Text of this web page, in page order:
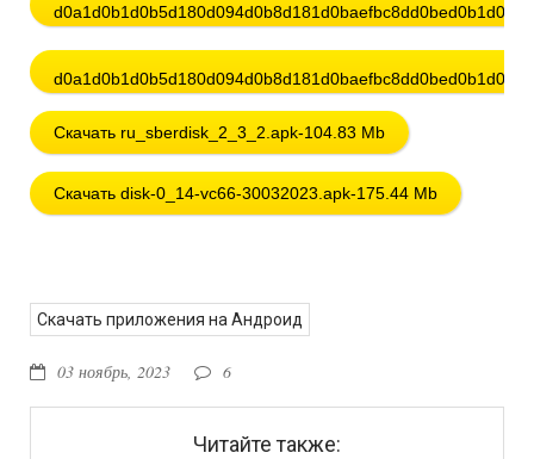
Скачать ru_sberdisk_2_3_2.apk-104.83 Mb
Скачать disk-0_14-vc66-30032023.apk-175.44 Mb
Скачать приложения на Андроид
03 ноябрь, 2023 6
Читайте также: